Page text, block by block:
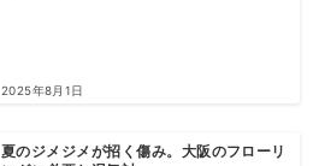
2025年8月1日
夏のジメジメが招く傷み。大阪のフローリ